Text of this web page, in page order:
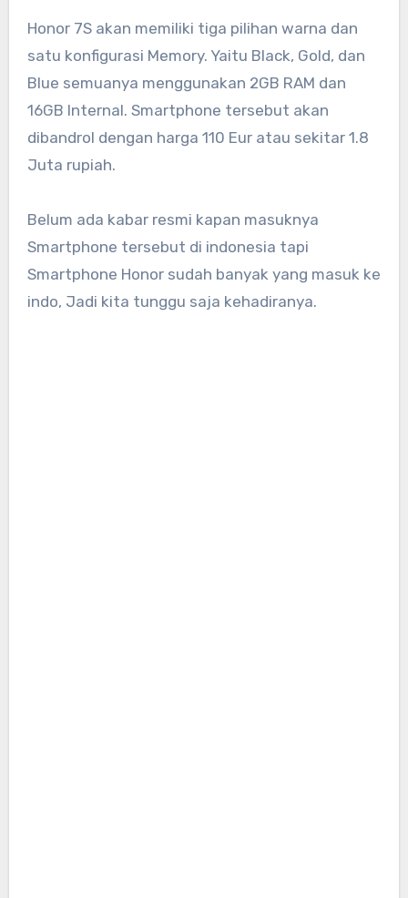
Honor 7S akan memiliki tiga pilihan warna dan
satu konfigurasi Memory. Yaitu Black, Gold, dan
Blue semuanya menggunakan 2GB RAM dan
16GB Internal. Smartphone tersebut akan
dibandrol dengan harga 110 Eur atau sekitar 1.8
Juta rupiah.
Belum ada kabar resmi kapan masuknya
Smartphone tersebut di indonesia tapi
Smartphone Honor sudah banyak yang masuk ke
indo, Jadi kita tunggu saja kehadiranya.